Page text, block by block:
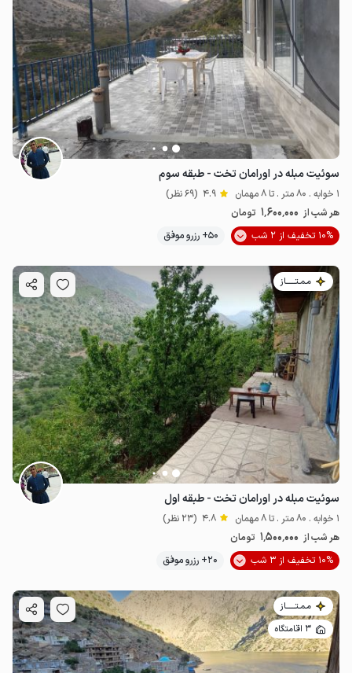
سوئیت مبله در اورامان تخت - طبقه سوم
1 خوابه . 80 متر . تا 8 مهمان 4.9 (69 نظر)
هر شب از 1٬600٬000 تومان
10% تخفیف از 2 شب
50+ رزرو موفق
مـمـتــــــاز
سوئیت مبله در اورامان تخت - طبقه اول
1 خوابه . 80 متر . تا 8 مهمان 4.8 (23 نظر)
هر شب از 1٬500٬000 تومان
10% تخفیف از 3 شب
20+ رزرو موفق
مـمـتــــــاز
3 اقامتگاه